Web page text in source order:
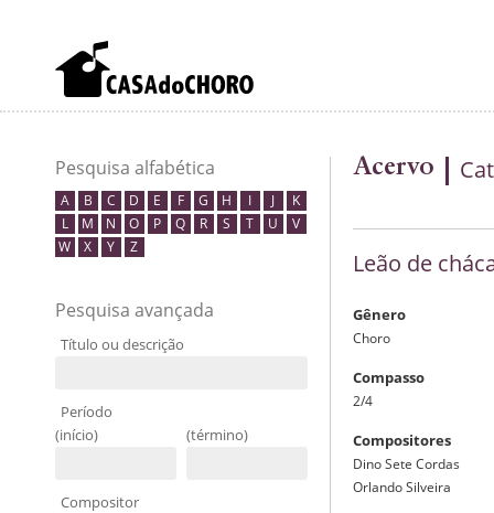
Pesquisa alfabética
A B C D E F G H I J
K
L
M N O P Q R S T U
V
W
X Y Z
Pesquisa avançada
Título ou descrição
Período
(início)
(término)
Compositor
Acervo
Leão de
Gênero
Choro
Compasso
2/4
Compositores
Dino Sete Cordas
Orlando Silveira